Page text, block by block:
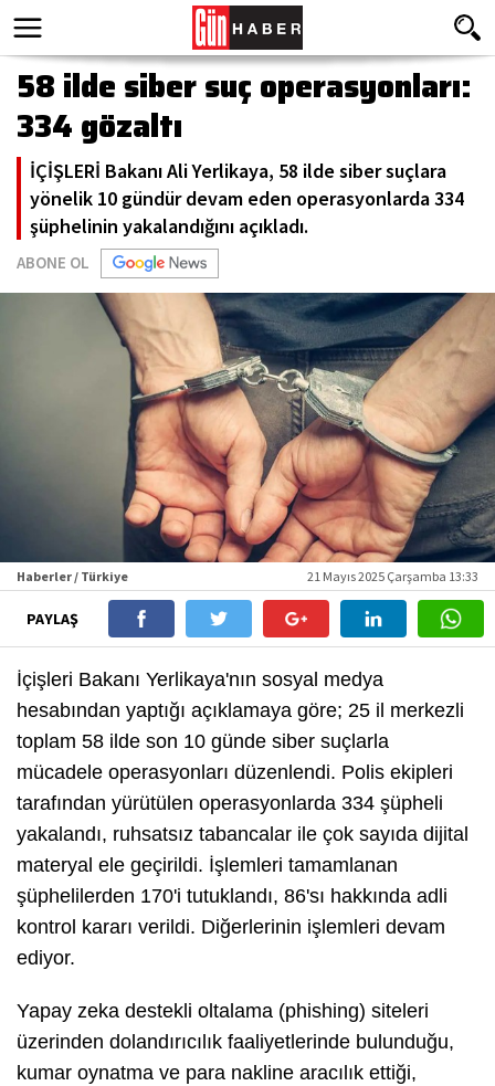
58 ilde siber suç operasyonları:
334 gözaltı
İÇİŞLERİ Bakanı Ali Yerlikaya, 58 ilde siber suçlara
yönelik 10 gündür devam eden operasyonlarda 334
şüphelinin yakalandığını açıkladı.
ABONE OL
Haberler / Türkiye 21 Mayıs 2025 Çarşamba 13:33
PAYLAŞ
İçişleri Bakanı Yerlikaya'nın sosyal medya
hesabından yaptığı açıklamaya göre; 25 il merkezli
toplam 58 ilde son 10 günde siber suçlarla
mücadele operasyonları düzenlendi. Polis ekipleri
tarafından yürütülen operasyonlarda 334 şüpheli
yakalandı, ruhsatsız tabancalar ile çok sayıda dijital
materyal ele geçirildi. İşlemleri tamamlanan
şüphelilerden 170'i tutuklandı, 86'sı hakkında adli
kontrol kararı verildi. Diğerlerinin işlemleri devam
ediyor.
Yapay zeka destekli oltalama (phishing) siteleri
üzerinden dolandırıcılık faaliyetlerinde bulunduğu,
kumar oynatma ve para nakline aracılık ettiği,